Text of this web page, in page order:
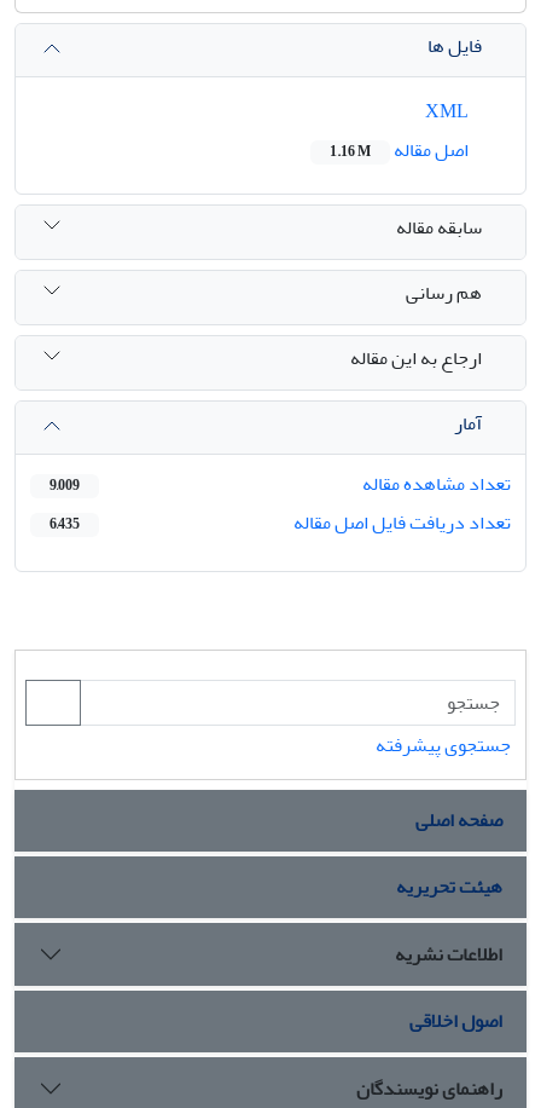
فایل ها
اصل مقاله
1.16 M
سابقه مقاله
هم رسانی
ارجاع به این مقاله
آمار
تعداد مشاهده مقاله
9,009
تعداد دریافت فایل اصل مقاله 6,435
جستجوی پیشرفته
صفحه اصلی
هیئت تحریریه
اطلاعات نشریه
اصول اخلاقی
راهنمای نویسندگان